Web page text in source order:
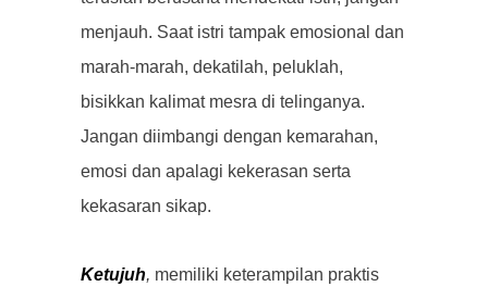
menjauh. Saat istri tampak emosional dan
marah-marah, dekatilah, peluklah,
bisikkan kalimat mesra di telinganya.
Jangan diimbangi dengan kemarahan,
emosi dan apalagi kekerasan serta
kekasaran sikap.
Ketujuh, memiliki keterampilan praktis